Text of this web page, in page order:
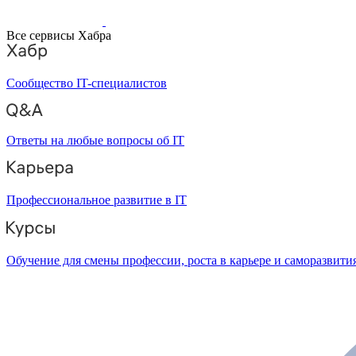
Все сервисы Хабра
Сообщество IT-специалистов
Ответы на любые вопросы об IT
Профессиональное развитие в IT
Обучение для смены профессии, роста в карьере и